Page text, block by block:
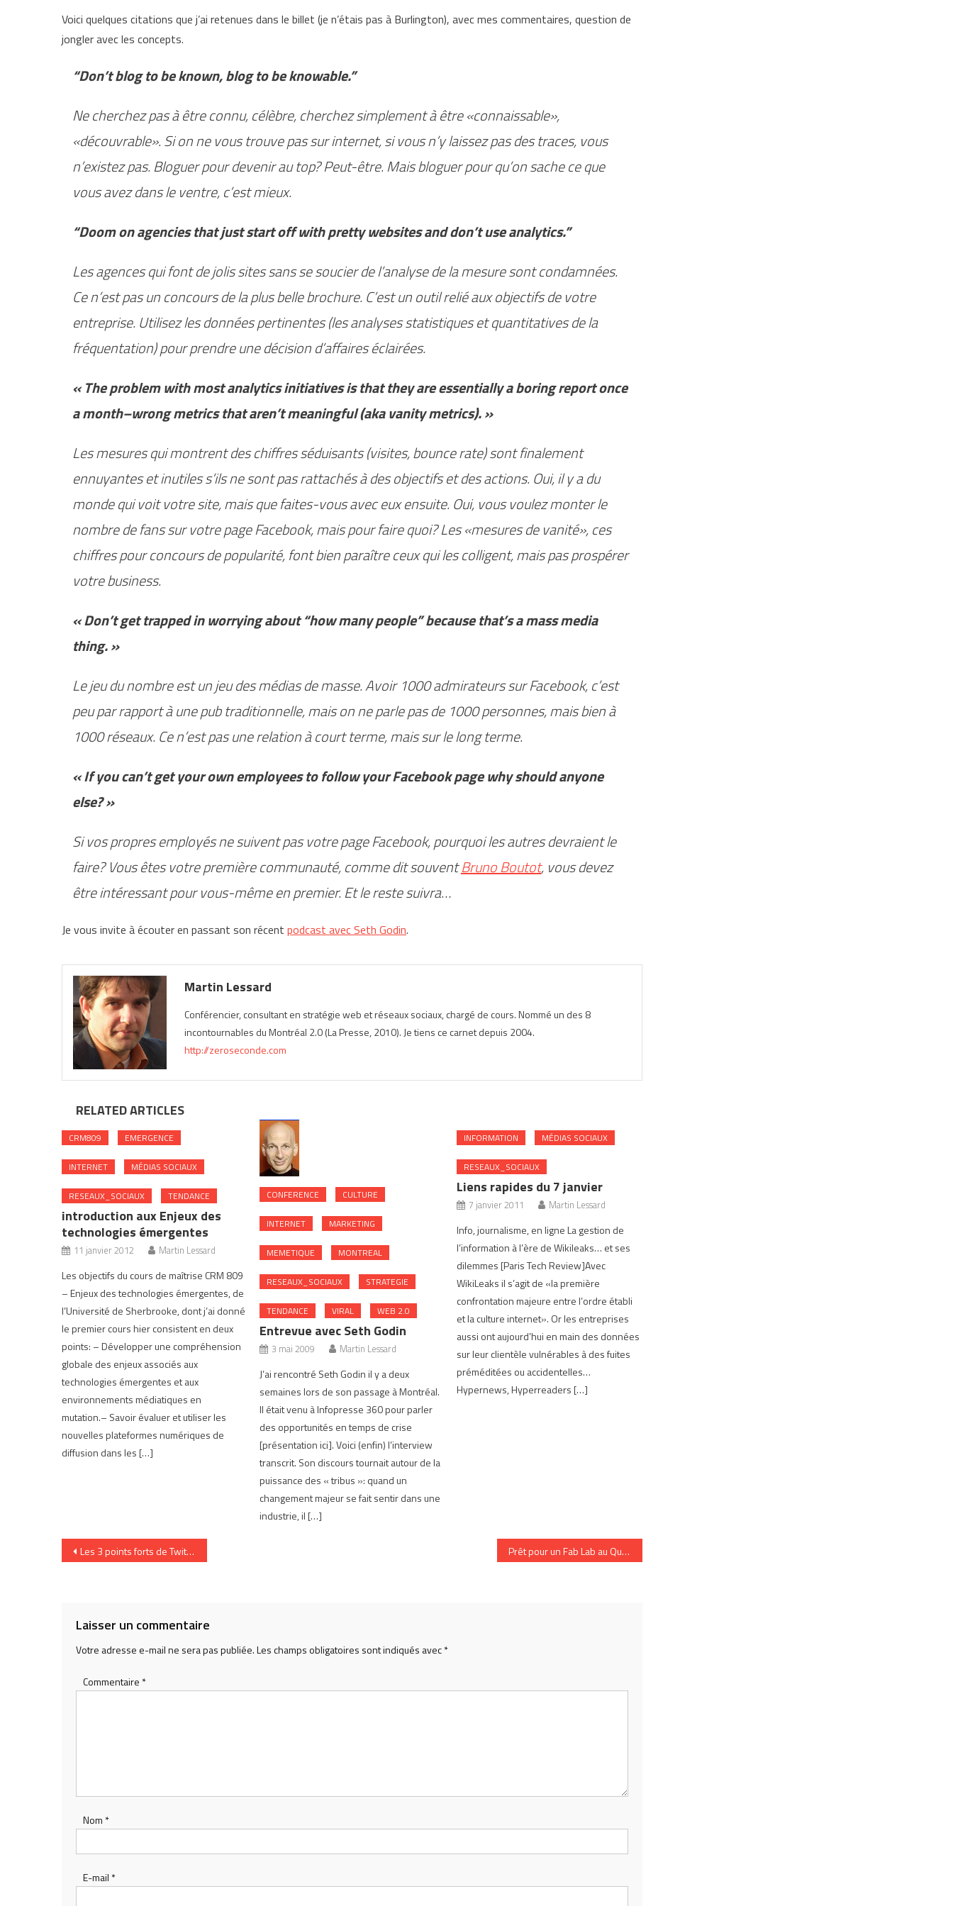
Voici quelques citations que j’ai retenues dans le billet (je n’étais pas à Burlington), avec mes commentaires, question de
jongler avec les concepts.
“Don’t blog to be known, blog to be knowable.”
Ne cherchez pas à être connu, célèbre, cherchez simplement à être «connaissable»,
«découvrable». Si on ne vous trouve pas sur internet, si vous n’y laissez pas des traces, vous
n’existez pas. Bloguer pour devenir au top? Peut-être. Mais bloguer pour qu’on sache ce que
vous avez dans le ventre, c’est mieux.
“Doom on agencies that just start off with pretty websites and don’t use analytics.”
Les agences qui font de jolis sites sans se soucier de l’analyse de la mesure sont condamnées.
Ce n’est pas un concours de la plus belle brochure. C’est un outil relié aux objectifs de votre
entreprise. Utilisez les données pertinentes (les analyses statistiques et quantitatives de la
fréquentation) pour prendre une décision d’affaires éclairées.
« The problem with most analytics initiatives is that they are essentially a boring report once
a month–wrong metrics that aren’t meaningful (aka vanity metrics). »
Les mesures qui montrent des chiffres séduisants (visites, bounce rate) sont finalement
ennuyantes et inutiles s’ils ne sont pas rattachés à des objectifs et des actions. Oui, il y a du
monde qui voit votre site, mais que faites-vous avec eux ensuite. Oui, vous voulez monter le
nombre de fans sur votre page Facebook, mais pour faire quoi? Les «mesures de vanité», ces
chiffres pour concours de popularité, font bien paraître ceux qui les colligent, mais pas prospérer
votre business.
« Don’t get trapped in worrying about “how many people” because that’s a mass media
thing. »
Le jeu du nombre est un jeu des médias de masse. Avoir 1000 admirateurs sur Facebook, c’est
peu par rapport à une pub traditionnelle, mais on ne parle pas de 1000 personnes, mais bien à
1000 réseaux. Ce n’est pas une relation à court terme, mais sur le long terme.
« If you can’t get your own employees to follow your Facebook page why should anyone
else? »
Si vos propres employés ne suivent pas votre page Facebook, pourquoi les autres devraient le
faire? Vous êtes votre première communauté, comme dit souventBruno Boutot, vous devez
être intéressant pour vous-même en premier. Et le reste suivra…
Je vous invite à écouter en passant son récent podcast avec Seth Godin.
Martin Lessard
Conférencier, consultant en stratégie web et réseaux sociaux, chargé de cours. Nommé un des 8
incontournables du Montréal 2.0 (La Presse, 2010). Je tiens ce carnet depuis 2004.
http://zeroseconde.com
RELATED ARTICLES
CRM809 EMERGENCE
INTERNET MÉDIAS SOCIAUX
RESEAUX_SOCIAUX TENDANCE
introduction aux Enjeux des
technologies émergentes
11 janvier 2012 Martin Lessard
Les objectifs du cours de maîtrise CRM 809
– Enjeux des technologies émergentes, de
l’Université de Sherbrooke, dont j’ai donné
le premier cours hier consistent en deux
points: – Développer une compréhension
globale des enjeux associés aux
technologies émergentes et aux
environnements médiatiques en
mutation.– Savoir évaluer et utiliser les
nouvelles plateformes numériques de
diffusion dans les […]
CONFERENCE CULTURE
INTERNET MARKETING
MEMETIQUE MONTREAL
RESEAUX_SOCIAUX STRATEGIE
TENDANCE VIRAL WEB 2.0
Entrevue avec Seth Godin
3 mai 2009 Martin Lessard
J’ai rencontré Seth Godin il y a deux
semaines lors de son passage à Montréal.
Il était venu à Infopresse 360 pour parler
des opportunités en temps de crise
[présentation ici]. Voici (enfin) l’interview
transcrit. Son discours tournait autour de la
puissance des « tribus »: quand un
changement majeur se fait sentir dans une
industrie, il […]
INFORMATION MÉDIAS SOCIAUX
RESEAUX_SOCIAUX
Liens rapides du 7 janvier
7 janvier 2011 Martin Lessard
Info, journalisme, en ligne La gestion de
l’information à l’ère de Wikileaks… et ses
dilemmes [Paris Tech Review]Avec
WikiLeaks il s’agit de «la première
confrontation majeure entre l’ordre établi
et la culture internet». Or les entreprises
aussi ont aujourd’hui en main des données
sur leur clientèle vulnérables à des fuites
préméditées ou accidentelles…
Hypernews, Hyperreaders […]
Navigation
Les 3 points forts de Twitter Prêt pour un Fab Lab au Québec?
Laisser un commentaire
Votre adresse e-mail ne sera pas publiée.Les champs obligatoires sont indiqués avec*
Commentaire *
Nom *
E-mail *